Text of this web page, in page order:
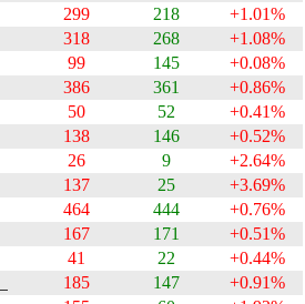
299 218
+1.01%
318 268
+1.08%
99 145
+0.08%
386 361
+0.86%
50 52
+0.41%
138 146
+0.52%
26 9
+2.64%
137 25
+3.69%
464 444
+0.76%
167 171
+0.51%
41 22
+0.44%
185 147
+0.91%